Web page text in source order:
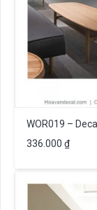
WOR019 –
336.000 ₫